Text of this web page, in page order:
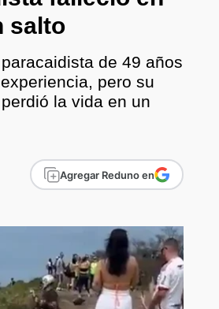
salto
de 49 años
pero su
la vida en un
Agregar Reduno en